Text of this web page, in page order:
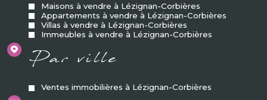
Maisons à vendre à Lézignan-Corbières
Appartements à vendre à Lézignan-Corbières
Villas à vendre à Lézignan-Corbières
Immeubles à vendre à Lézignan-Corbières
Par ville
Ventes immobilières à Lézignan-Corbières